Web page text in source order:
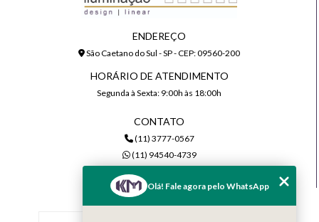
ENDEREÇO
São Caetano do Sul - SP - CEP: 09560-200
HORÁRIO DE ATENDIMENTO
Segunda à Sexta: 9:00h às 18:00h
CONTATO
(11) 3777-0567
(11) 94540-4739
Olá! Fale agora pelo WhatsApp